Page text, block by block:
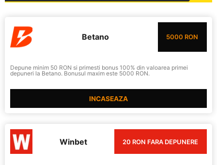
Betano 5000 RON
Depune minim 50 RON si primesti bonus 100% din valoarea primei
depuneri la Betano. Bonusul maxim este 5000 RON.
INCASEAZA
Winbet 20 RON FARA DEPUNERE